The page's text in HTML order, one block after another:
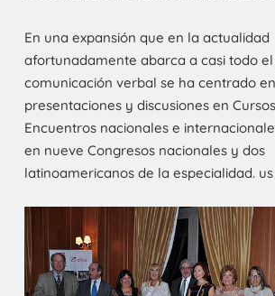
En una expansión que en la actualidad
afortunadamente abarca a casi todo el
comunicación verbal se ha centrado en
presentaciones y discusiones en
Encuentros nacionales e
en nueve Congresos nacionales y dos
latinoamericanos de la especialidad. us